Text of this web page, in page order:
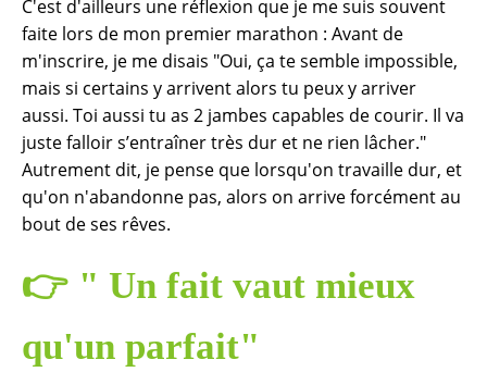
C'est d'ailleurs une réflexion que je me suis souvent
faite lors de mon premier marathon : Avant de
m'inscrire, je me disais "Oui, ça te semble impossible,
mais si certains y arrivent alors tu peux y arriver
aussi. Toi aussi tu as 2 jambes capables de courir. Il va
juste falloir s’entraîner très dur et ne rien lâcher."
Autrement dit, je pense que lorsqu'on travaille dur, et
qu'on n'abandonne pas, alors on arrive forcément au
bout de ses rêves.
👉 " Un fait vaut mieux
qu'un parfait"